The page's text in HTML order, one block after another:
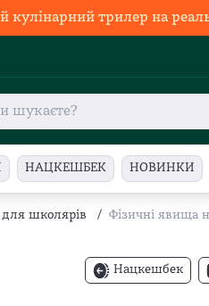
кулінарний трилер на
НАЦКЕШБЕК НОВИНКИ
школярів / Фізичні явища
Нацкешбек